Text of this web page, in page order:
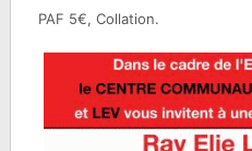
PAF 5€, Collation.